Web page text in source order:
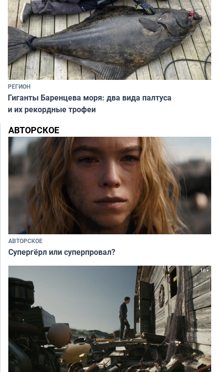
РЕГИОН
Гиганты Баренцева моря: два вида палтуса
и их рекордные трофеи
АВТОРСКОЕ
АВТОРСКОЕ
Супергёрл или суперпровал?